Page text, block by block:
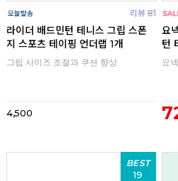
리뷰 81
라이더 배드민턴 테니스 그립 스폰
지 스포츠 테이핑 언더랩 1개
그립 사이즈 조절과 쿠션 향상
4,500
요
턴
요
BEST
19